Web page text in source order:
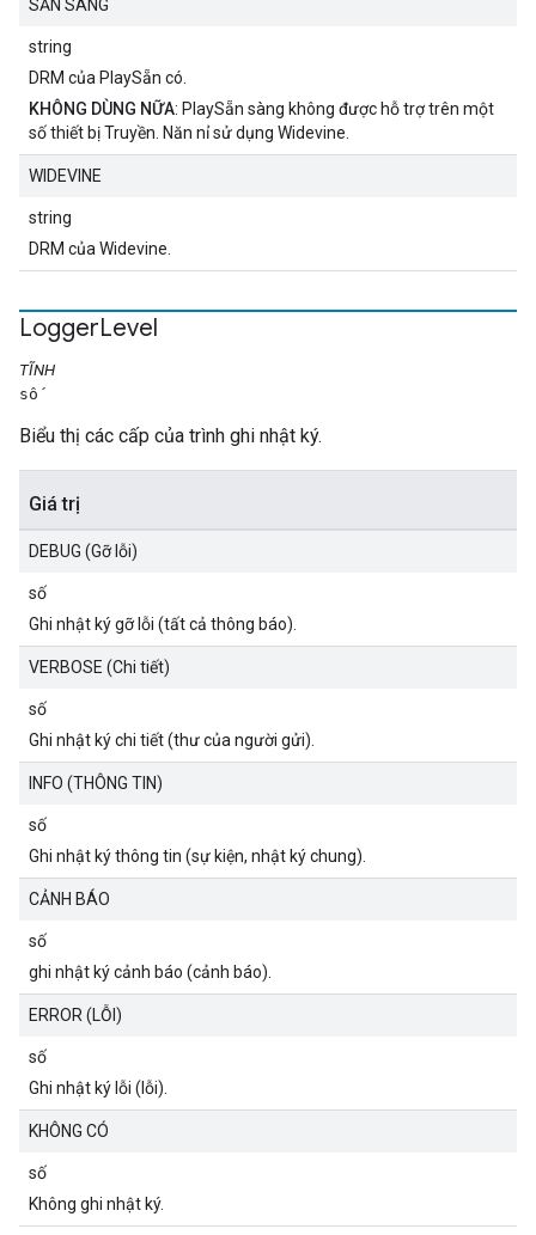
SẴN SÀNG
string
DRM của PlaySẵn có.
KHÔNG DÙNG NỮA: PlaySẵn sàng không được hỗ trợ trên một
số thiết bị Truyền. Năn nỉ sử dụng Widevine.
WIDEVINE
string
DRM của Widevine.
LoggerLevel
TĨNH
số
Biểu thị các cấp của trình ghi nhật ký.
Giá trị
DEBUG (Gỡ lỗi)
số
Ghi nhật ký gỡ lỗi (tất cả thông báo).
VERBOSE (Chi tiết)
số
Ghi nhật ký chi tiết (thư của người gửi).
INFO (THÔNG TIN)
số
Ghi nhật ký thông tin (sự kiện, nhật ký chung).
CẢNH BÁO
số
ghi nhật ký cảnh báo (cảnh báo).
ERROR (LỖI)
số
Ghi nhật ký lỗi (lỗi).
KHÔNG CÓ
số
Không ghi nhật ký.